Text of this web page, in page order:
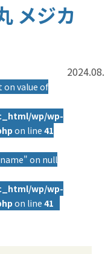
メジカ
on value of
wp/wp-
on line41
on null
wp/wp-
on line41